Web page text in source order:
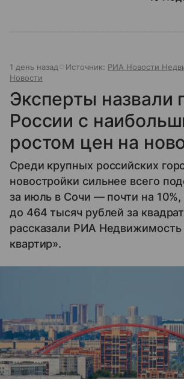
1 день назад Источник: РИА Новости
Новости
Эксперты назвали
России с
ростом цен на
Среди крупных российских
новостройки сильнее всего
за июль в Сочи — почти на
до 464 тысяч рублей за
рассказали РИА
квартир».